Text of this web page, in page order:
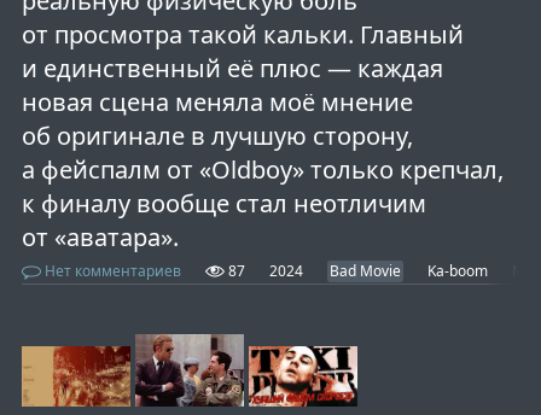
от просмотра такой кальки. Главный
и единственный её плюс — каждая
новая сцена меняла моё мнение
об оригинале в лучшую сторону,
а фейспалм от «Oldboy» только крепчал,
к финалу вообще стал неотличим
от «аватара».
Нет комментариев 87 2024 Bad Movie Ka-boom